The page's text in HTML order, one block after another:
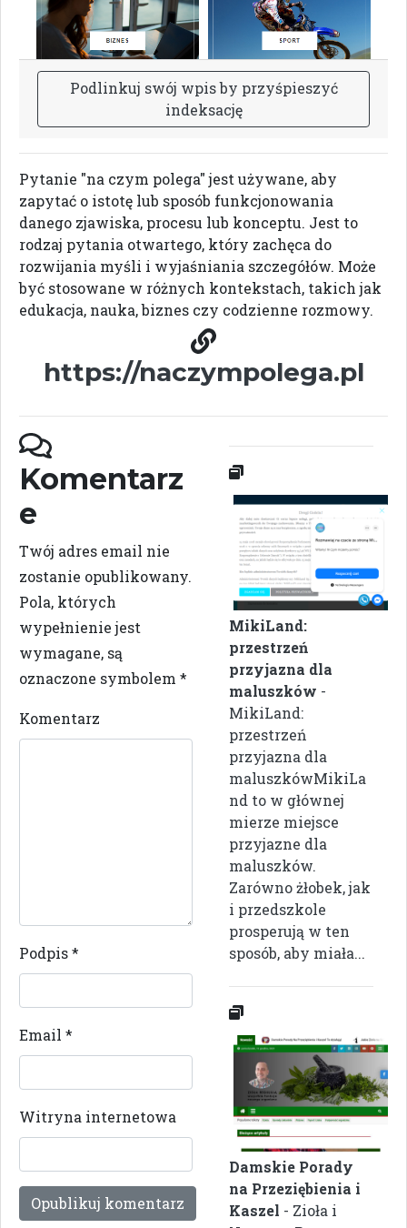
Podlinkuj swój wpisby przyśpieszyć
indeksację
Pytanie "na czym polega" jest używane, aby
zapytać o istotę lub sposób funkcjonowania
danego zjawiska, procesu lub konceptu. Jest to
rodzaj pytania otwartego, który zachęca do
rozwijania myśli i wyjaśniania szczegółów. Może
być stosowane w różnych kontekstach, takich jak
edukacja, nauka, biznes czy codzienne rozmowy.
https://naczympolega.pl
Komentarz
e
Twój adres email nie
zostanie opublikowany.
Pola, których
wypełnienie jest
wymagane, są
oznaczone symbolem *
Komentarz
Podpis*
Email *
Witryna internetowa
MikiLand:
przestrzeń
przyjazna dla
maluszków -
MikiLand:
przestrzeń
przyjazna dla
maluszkówMikiLa
nd to w głównej
mierze miejsce
przyjazne dla
maluszków.
Zarówno żłobek, jak
i przedszkole
prosperują w ten
sposób, aby miała...
Damskie Porady
na Przeziębienia i
Kaszel - Zioła i